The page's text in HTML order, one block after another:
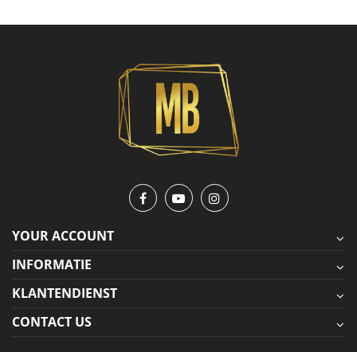
YOUR ACCOUNT
INFORMATIE
KLANTENDIENST
CONTACT US